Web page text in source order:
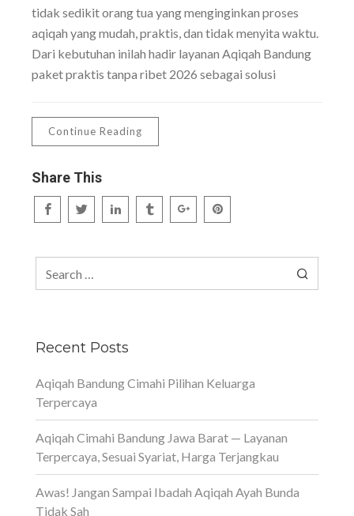
tidak sedikit orang tua yang menginginkan proses
aqiqah yang mudah, praktis, dan tidak menyita waktu.
Dari kebutuhan inilah hadir layanan Aqiqah Bandung
paket praktis tanpa ribet 2026 sebagai solusi
Continue Reading
Share This
Recent Posts
Aqiqah Bandung Cimahi Pilihan Keluarga
Terpercaya
Aqiqah Cimahi Bandung Jawa Barat — Layanan
Terpercaya, Sesuai Syariat, Harga Terjangkau
Awas! Jangan Sampai Ibadah Aqiqah Ayah Bunda
Tidak Sah